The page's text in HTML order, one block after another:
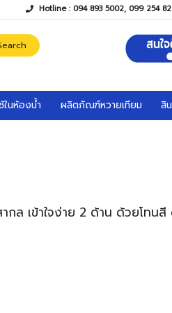
Hotline : 094 893 5002, 099 254
ในห้องน้ำ ผลิตภัณฑ์หวายเทียม สิ
เข้าใจง่าย 2 ด้าน ด้วยโทนสี